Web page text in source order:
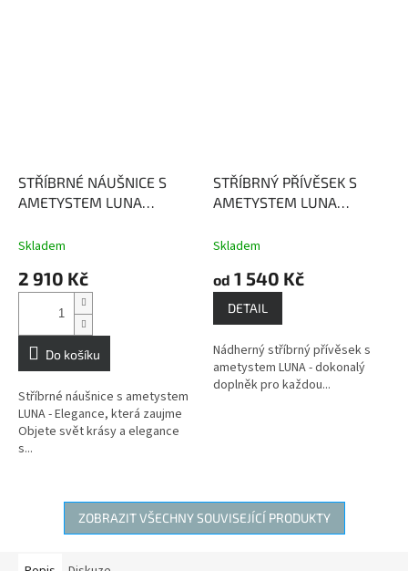
STŘÍBRNÉ NÁUŠNICE S
AMETYSTEM LUNA
ochrannou silou
Skladem
2 910 Kč
Do košíku
Stříbrné náušnice s ametystem
LUNA - Elegance, která zaujme
Objete svět krásy a elegance
s...
STŘÍBRNÝ PŘÍVĚSEK S
AMETYSTEM LUNA
ochrannou silou
Skladem
od 1 540 Kč
DETAIL
Nádherný stříbrný přívěsek s
ametystem LUNA - dokonalý
doplněk pro každou...
ZOBRAZIT VŠECHNY SOUVISEJÍCÍ PRODUKTY